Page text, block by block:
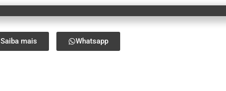
Saiba mais Whatsapp